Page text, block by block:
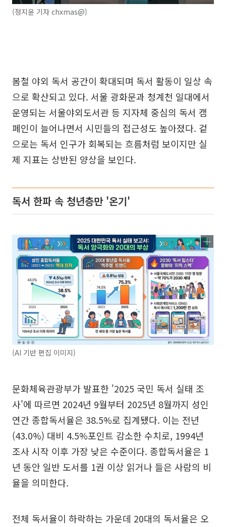
(정지윤 기자 chxmas@)
봄철 야외 독서 공간이 확대되며 독서 활동이 일상 속
으로 확산되고 있다. 서울 광화문과 청계천 일대에서
운영되는 서울야외도서관 등 지자체 중심의 독서 캠
페인이 늘어나면서 시민들의 접근성도 높아졌다. 겉
으로는 독서 인구가 회복되는 흐름처럼 보이지만 실
제 지표는 상반된 양상을 보인다.
독서 한파 속 청년층만 '온기'
(AI 기반 편집 이미지)
문화체육관광부가 발표한 '2025 국민 독서 실태 조
사'에 따르면 2024년 9월부터 2025년 8월까지 성인
연간 종합독서율은 38.5%로 집계됐다. 이는 전년
(43.0%) 대비 4.5%포인트 감소한 수치로, 1994년
조사 시작 이후 가장 낮은 수준이다. 종합독서율은 1
년 동안 일반 도서를 1권 이상 읽거나 들은 사람의 비
율을 의미한다.
전체 독서율이 하락하는 가운데 20대의 독서율은 오